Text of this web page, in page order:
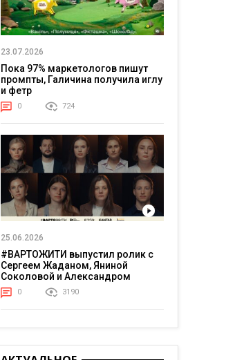
23.07.2026
Пока 97% маркетологов пишут
промпты, Галичина получила иглу
и фетр
0 724
25.06.2026
#ВАРТОЖИТИ выпустил ролик с
Сергеем Жаданом, Яниной
Соколовой и Александром
Тереном о жизни в постоянном
напряжении
0 3190